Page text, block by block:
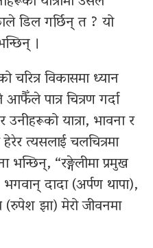
डिल गर्छिन् त ? यो
।
चरित्र विकासमा ध्यान
पात्र चित्रण गर्दा
यात्रा, भावना र
त्यसलाई चलचित्रमा
“रङ्गेलीमा प्रमुख
दादा (अर्पण थापा),
(रुपेश झा) मेरो जीवनमा